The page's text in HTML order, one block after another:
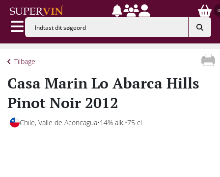
0
Tilbage
Casa Marin Lo Abarca Hills
Pinot Noir 2012
Chile, Valle de Aconcagua 14% alk. 75 cl